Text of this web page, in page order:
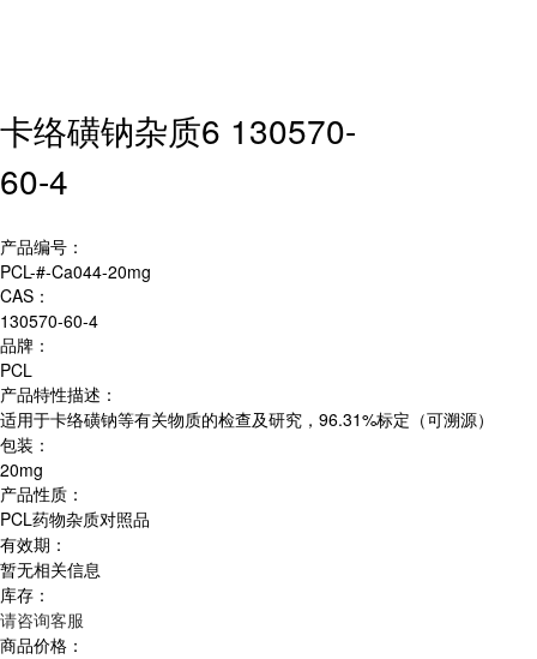
卡络磺钠杂质6 130570-
60-4
产品编号：
PCL-#-Ca044-20mg
CAS：
130570-60-4
品牌：
PCL
产品特性描述：
适用于卡络磺钠等有关物质的检查及研究，96.31%标定（可溯源）
包装：
20mg
产品性质：
PCL药物杂质对照品
有效期：
暂无相关信息
库存：
请咨询客服
商品价格：